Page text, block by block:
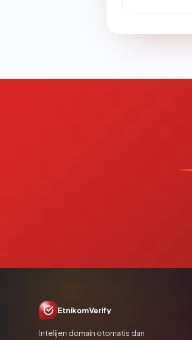
EtnikomVerify
Intelijen domain otomatis dan